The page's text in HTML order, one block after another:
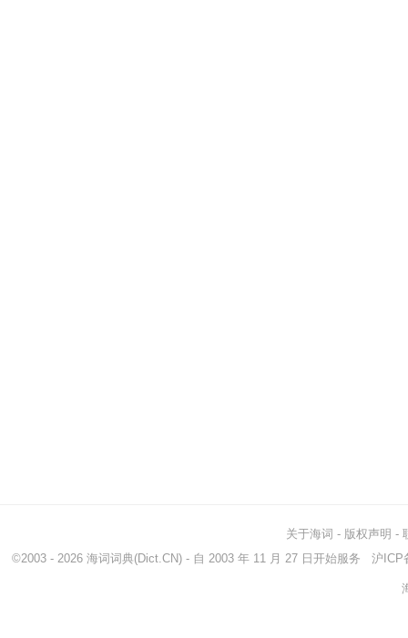
关于海词 - 版权声明 -
©2003 - 2026 海词词典(Dict.CN) - 自 2003 年 11 月 27 日开始服务 沪ICP